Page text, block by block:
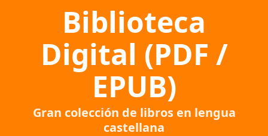
Biblioteca
Digital (PDF /
EPUB)
Gran colección de libros en lengua
castellana